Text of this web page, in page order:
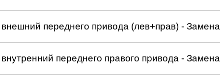
переднего привода (лев+прав) - Замена
переднего правого привода - Замена